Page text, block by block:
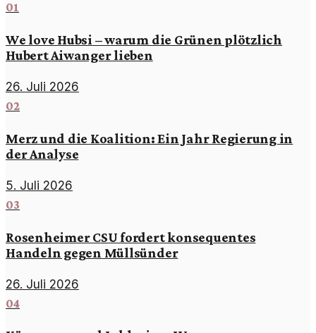
01
We love Hubsi – warum die Grünen plötzlich
Hubert Aiwanger lieben
26. Juli 2026
02
Merz und die Koalition: Ein Jahr Regierung in
der Analyse
5. Juli 2026
03
Rosenheimer CSU fordert konsequentes
Handeln gegen Müllsünder
26. Juli 2026
04